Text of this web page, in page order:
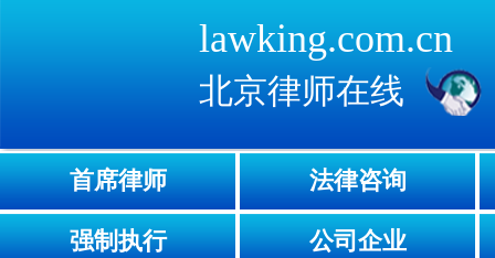
lawking.com.cn
北京律师在线
首席律师 法律咨询
强制执行 公司企业